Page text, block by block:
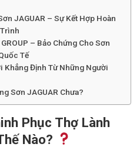
JAGUAR – Sự Kết Hợp Hoàn
– Bảo Chứng Cho Sơn
Tế
Khẳng Định Từ Những Người
Sơn JAGUAR Chưa?
Phục Thợ Lành
Nào?